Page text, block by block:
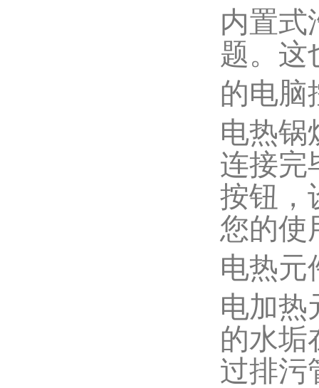
内置式
题。这
的电脑
电热锅
连接完
按钮，
您的使
电热元
电加热
的水垢
过排污